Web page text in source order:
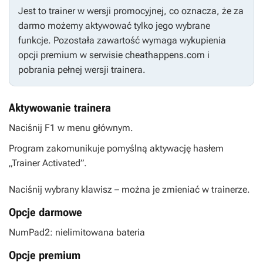
Jest to trainer w wersji promocyjnej, co oznacza, że za
darmo możemy aktywować tylko jego wybrane
funkcje. Pozostała zawartość wymaga wykupienia
opcji premium w serwisie cheathappens.com i
pobrania pełnej wersji trainera.
Aktywowanie trainera
Naciśnij F1 w menu głównym.
Program zakomunikuje pomyślną aktywację hasłem
„Trainer Activated”.
Naciśnij wybrany klawisz – można je zmieniać w trainerze.
Opcje darmowe
NumPad2: nielimitowana bateria
Opcje premium